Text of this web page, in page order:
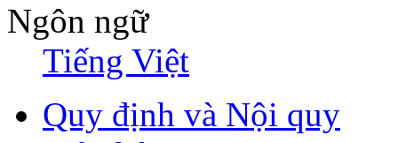
Ngôn ngữ
Tiếng Việt
Quy định và Nội quy